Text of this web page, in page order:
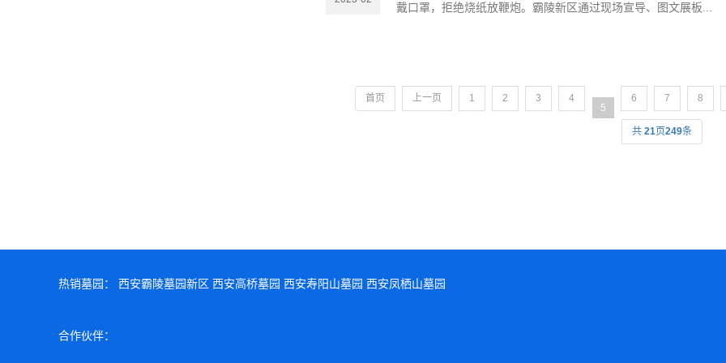
戴口罩，拒绝烧纸放鞭炮。霸陵新区通过现场宣导、图文展板...
首页 上一页 1 2 3
4
5
6 7 8
共 21页249条
热销墓园： 西安霸陵墓园新区 西安高桥墓园 西安寿阳山墓园 西安凤栖山墓园
合作伙伴：